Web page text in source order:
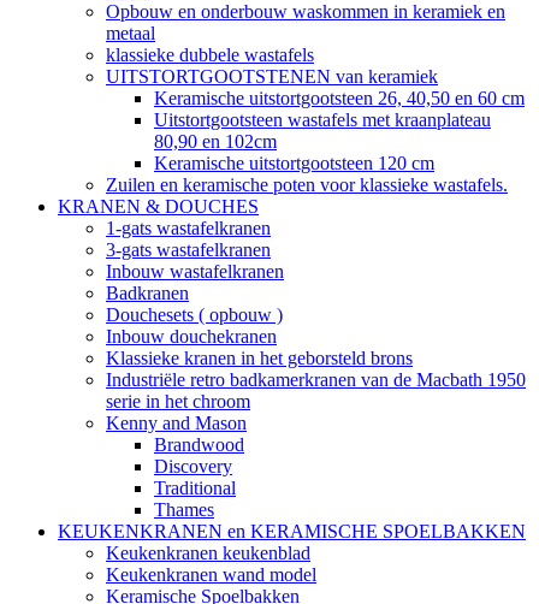
Opbouw en onderbouw waskommen in keramiek en
metaal
klassieke dubbele wastafels
UITSTORTGOOTSTENEN van keramiek
Keramische uitstortgootsteen 26, 40,50 en 60 cm
Uitstortgootsteen wastafels met kraanplateau
80,90 en 102cm
Keramische uitstortgootsteen 120 cm
Zuilen en keramische poten voor klassieke wastafels.
KRANEN & DOUCHES
1-gats wastafelkranen
3-gats wastafelkranen
Inbouw wastafelkranen
Badkranen
Douchesets ( opbouw )
Inbouw douchekranen
Klassieke kranen in het geborsteld brons
Industriële retro badkamerkranen van de Macbath 1950
serie in het chroom
Kenny and Mason
Brandwood
Discovery
Traditional
Thames
KEUKENKRANEN en KERAMISCHE SPOELBAKKEN
Keukenkranen keukenblad
Keukenkranen wand model
Keramische Spoelbakken